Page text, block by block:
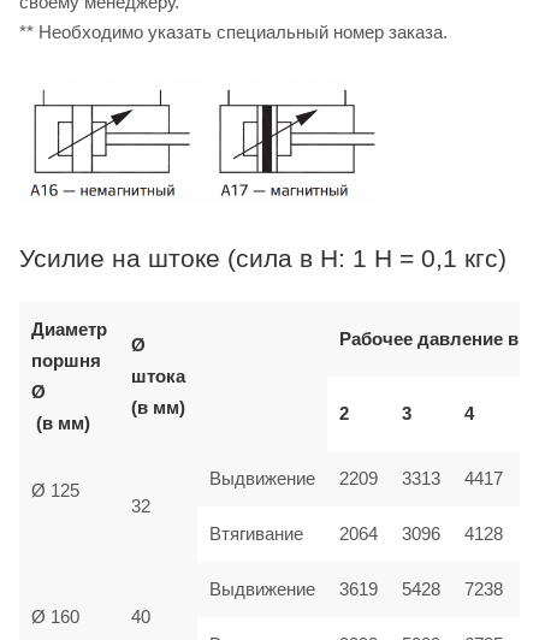
** Необходимо указать специальный номер заказа.
Усилие на штоке (сила в Н: 1 Н = 0,1 кгс)
Диаметр
поршня
Ø
(в мм)
Ø
штока
(в мм)
Рабочее давление в
2 3 4
Ø 125
32
Выдвижение 2209 3313 4417
Втягивание 2064 3096 4128
Ø 160 40
Выдвижение 3619 5428 7238